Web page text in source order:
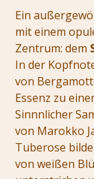
Ein
mit einem
Zentrum: dem
In der
von
Essenz zu
Sinnnlicher
von Marokko
Tuberose
von weißen